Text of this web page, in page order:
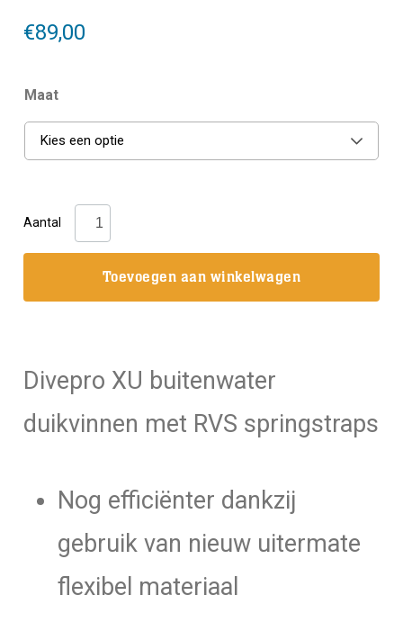
€89,00
Maat
Kies een optie
Aantal
Divepro:
XU
springstraps
aantal
Toevoegen aan winkelwagen
Divepro XU buitenwater
duikvinnen met RVS springstraps
Nog efficiënter dankzij
gebruik van nieuw uitermate
flexibel materiaal